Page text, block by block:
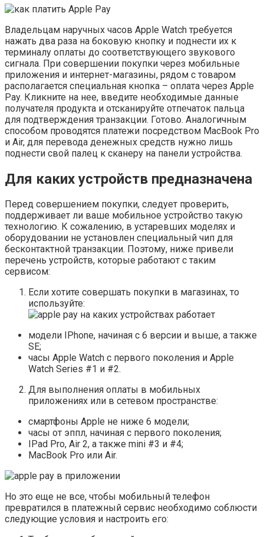
Владельцам наручных часов Apple Watch требуется
нажать два раза на боковую кнопку и поднести их к
терминалу оплаты до соответствующего звукового
сигнала. При совершении покупки через мобильные
приложения и интернет-магазины, рядом с товаром
располагается специальная кнопка – оплата через Apple
Pay. Кликните на нее, введите необходимые данные
получателя продукта и отсканируйте отпечаток пальца
для подтверждения транзакции. Готово. Аналогичным
способом проводятся платежи посредством MacBook Pro
и Air, для перевода денежных средств нужно лишь
поднести свой палец к сканеру на панели устройства.
Для каких устройств предназначена
Перед совершением покупки, следует проверить,
поддерживает ли ваше мобильное устройство такую
технологию. К сожалению, в устаревших моделях и
оборудовании не установлен специальный чип для
бесконтактной транзакции. Поэтому, ниже привели
перечень устройств, которые работают с таким
сервисом:
Если хотите совершать покупки в магазинах, то
используйте:
модели IPhone, начиная с 6 версии и выше, а также
SE;
часы Apple Watch с первого поколения и Apple
Watch Series #1 и #2.
Для выполнения оплаты в мобильных
приложениях или в сетевом пространстве:
смартфоны Apple не ниже 6 модели;
часы от эппл, начиная с первого поколения;
IPad Pro, Air 2, а также mini #3 и #4;
MacBook Pro или Air.
Но это еще не все, чтобы мобильный телефон
превратился в платежный сервис необходимо соблюсти
следующие условия и настроить его: